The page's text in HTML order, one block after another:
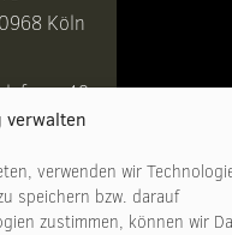
verwalten
verwenden wir
speichern bzw. darauf
zustimmen, können wir
Uhr
Uhr
Köln
+49